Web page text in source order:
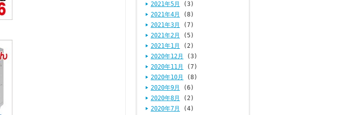
2021年5月
(3)
2021年4月
(8)
2021年3月
(7)
2021年2月
(5)
2021年1月
(2)
2020年12月
(3)
2020年11月
(7)
2020年10月
(8)
2020年9月
(6)
2020年8月
(2)
2020年7月
(4)